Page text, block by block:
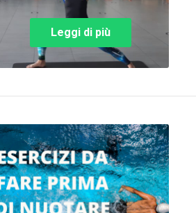
Leggi di più